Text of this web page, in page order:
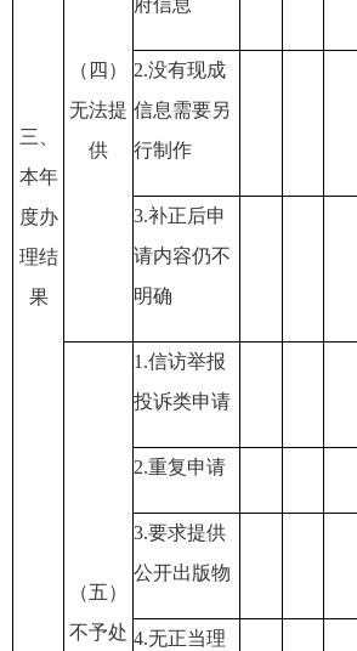
三、
本年
度办
理结
果
（四）
无法提
供
府信息
2.没有现成
信息需要另
行制作
3.补正后申
请内容仍不
明确
（五）
不予处
1.信访举报
投诉类申请
2.重复申请
3.要求提供
公开出版物
4.无正当理